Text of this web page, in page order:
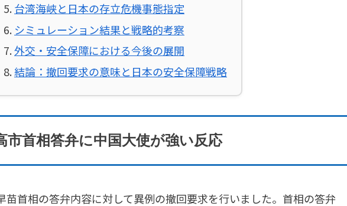
台湾海峡と日本の存立危機事態指定
シミュレーション結果と戦略的考察
外交・安全保障における今後の展開
結論：撤回要求の意味と日本の安全保障戦略
市首相答弁に中国大使が強い反応
苗首相の答弁内容に対して異例の撤回要求を行いました。首相の答弁